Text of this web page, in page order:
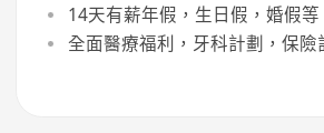
14天有薪年假，生日假，婚假等
全面醫療福利，牙科計劃，保險